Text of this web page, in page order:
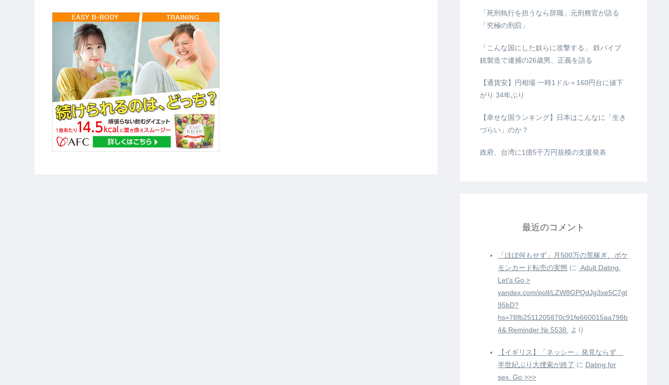
「死刑執行を担うなら辞職」元刑務官が語る
「究極の刑罰」
「こんな国にした奴らに攻撃する」 鉄パイプ
銃製造で逮捕の26歳男、正義を語る
【通貨安】円相場 一時1ドル＝160円台に値下
がり 34年ぶり
【幸せな国ランキング】日本はこんなに「生き
づらい」のか？
政府、台湾に1億5千万円規模の支援発表
最近のコメント
「ほぼ何もせず」月500万の荒稼ぎ、ポケ
モンカード転売の実態 に
️ Adult Dating.
Let's Go >
yandex.com/poll/LZW8GPQdJg3xe5C7gt
95bD?
hs=78fb2511205870c91fe660015aa798b
4& Reminder № 5538 ️
より
【イギリス】「ネッシー」発見ならず
半世紀ぶり大捜索が終了 に Dating for
sex. Go >>>